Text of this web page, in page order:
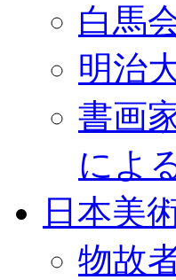
白馬
明治
書画
によ
日本美
物故